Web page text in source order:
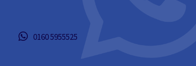
0160 5955525